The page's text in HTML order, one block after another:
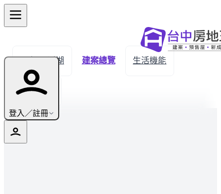
登入／註冊
← 返回溪湖 建案總覽 生活機能
實價登錄